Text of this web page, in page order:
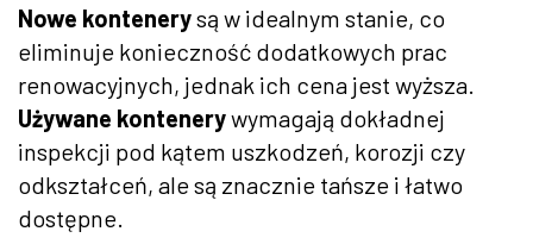
Nowe kontenerysą w idealnym stanie, co
eliminuje konieczność dodatkowych prac
renowacyjnych, jednak ich cena jest wyższa.
Używane kontenerywymagają dokładnej
inspekcji pod kątem uszkodzeń, korozji czy
odkształceń, ale są znacznie tańsze i łatwo
dostępne.